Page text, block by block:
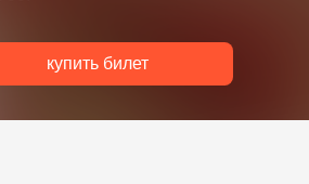
купить билет